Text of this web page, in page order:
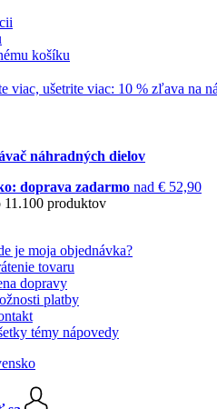
košíku
viac, ušetrite viac: 10 % zľava na
náhradných dielov
doprava zadarmo nad € 52,90
11.100 produktov
je moja objednávka?
tovaru
dopravy
platby
témy nápovedy